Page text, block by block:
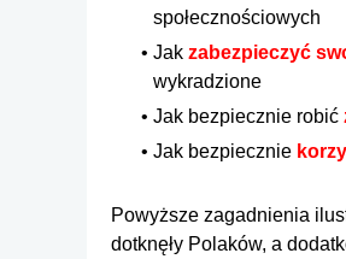
społecznościowych
Jak zabezpieczyć
wykradzione
Jak bezpiecznie robić
Jak bezpiecznie
Powyższe zagadnienia
dotknęły Polaków, a